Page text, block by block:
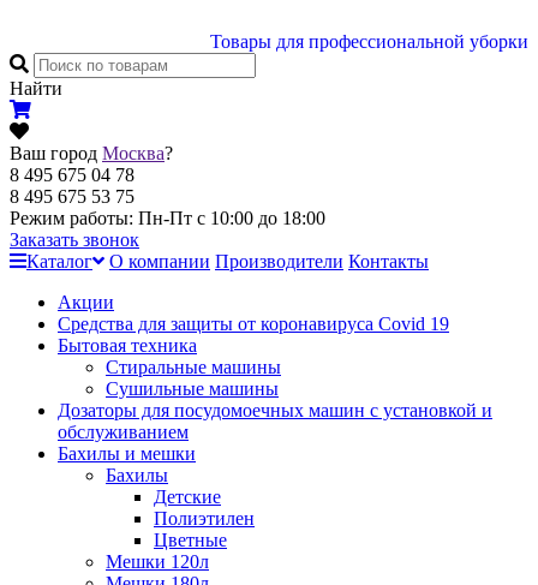
Товары для профессиональной уборки
Найти
Ваш город Москва?
8 495 675 04 78
8 495 675 53 75
Режим работы: Пн-Пт с 10:00 до 18:00
Заказать звонок
Каталог
О компании Производители Контакты
Акции
Cредства для защиты от коронавируса Covid 19
Бытовая техника
Стиральные машины
Сушильные машины
Дозаторы для посудомоечных машин с установкой и
обслуживанием
Бахилы и мешки
Бахилы
Детские
Полиэтилен
Цветные
Мешки 120л